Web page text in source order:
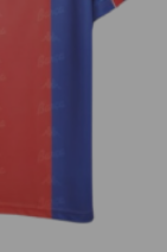
opciones
de